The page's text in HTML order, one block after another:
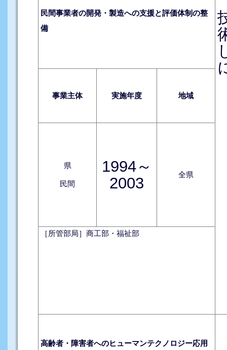
民間事業者の開発・製造への支援と評価体制の整
備
事業主体 実施年度 地域
県
民間
1994～
2003
全県
［所管部局］商工部・福祉部
高齢者・障害者へのヒューマンテクノロジー応用